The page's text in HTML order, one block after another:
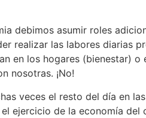
debimos asumir roles
realizar las labores diarias
en los hogares (bienestar)
nosotras. ¡No!
veces el resto del día en
ejercicio de la economía del